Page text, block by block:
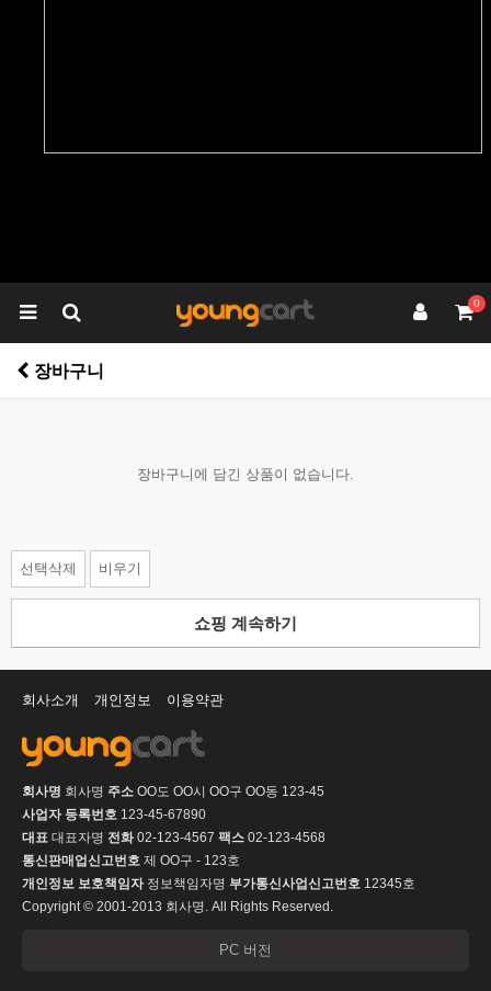
0
장바구니
장바구니에 담긴 상품이 없습니다.
선택삭제 비우기
쇼핑 계속하기
회사소개 개인정보 이용약관
회사명 회사명 주소 OO도 OO시 OO구 OO동 123-45
사업자 등록번호 123-45-67890
대표 대표자명 전화02-123-4567 팩스 02-123-4568
통신판매업신고번호 제 OO구 - 123호
개인정보 보호책임자정보책임자명 부가통신사업신고번호 12345호
Copyright © 2001-2013 회사명. All Rights Reserved.
PC 버전